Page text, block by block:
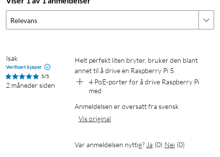
PoE-budsjett: 52 W
Maks PoE per port: 30 W
Mål: 99,6×163,7×31,7 mm
Driftstemperatur: -15 til 40 °C
I pakken
1 × UniFi Switch Lite 8 PoE
1 × Strømadapter (60 W)
Relevans
Isak
Verifisert kjøper
5/5
2 måneder siden
Helt perfekt liten bryter, bruker den blant
annet til å drive en Raspberry Pi 5.
4 PoE-porter for å drive Raspberry Pi
med
Anmeldelsen er oversatt fra svensk
Vis original
Var anmeldelsen nyttig? Ja (0) Nei (0)